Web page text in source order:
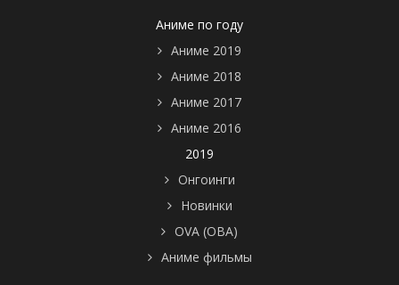
Аниме по году
Аниме 2019
Аниме 2018
Аниме 2017
Аниме 2016
2019
Онгоинги
Новинки
OVA (ОВА)
Аниме фильмы